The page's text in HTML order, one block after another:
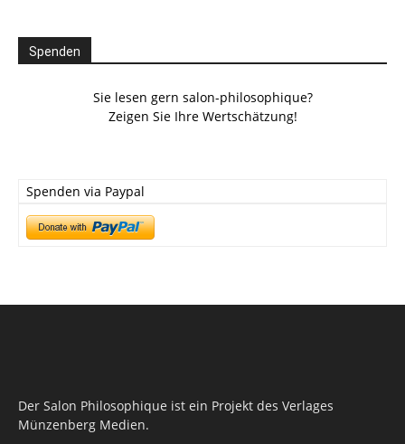
Spenden
Sie lesen gern salon-philosophique?
Zeigen Sie Ihre Wertschätzung!
Spenden via Paypal
Der Salon Philosophique ist ein Projekt des Verlages
Münzenberg Medien.